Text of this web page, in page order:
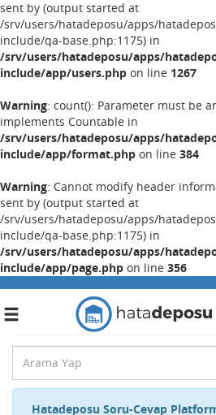
sent by (output started at
/srv/users/hatadeposu/apps/
include/qa-base.php:1175) in
/srv/users/hatadeposu/apps/
include/app/users.php on line 1267
Warning: count(): Parameter must be
implements Countable in
/srv/users/hatadeposu/apps/
include/app/format.php on line 384
Warning: Cannot modify header
sent by (output started at
/srv/users/hatadeposu/apps/
include/qa-base.php:1175) in
/srv/users/hatadeposu/apps/
include/app/page.php on line 356
Toggle
Hatadeposu Soru-Cevap